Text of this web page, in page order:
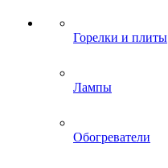
Горелки и плиты
Лампы
Обогреватели